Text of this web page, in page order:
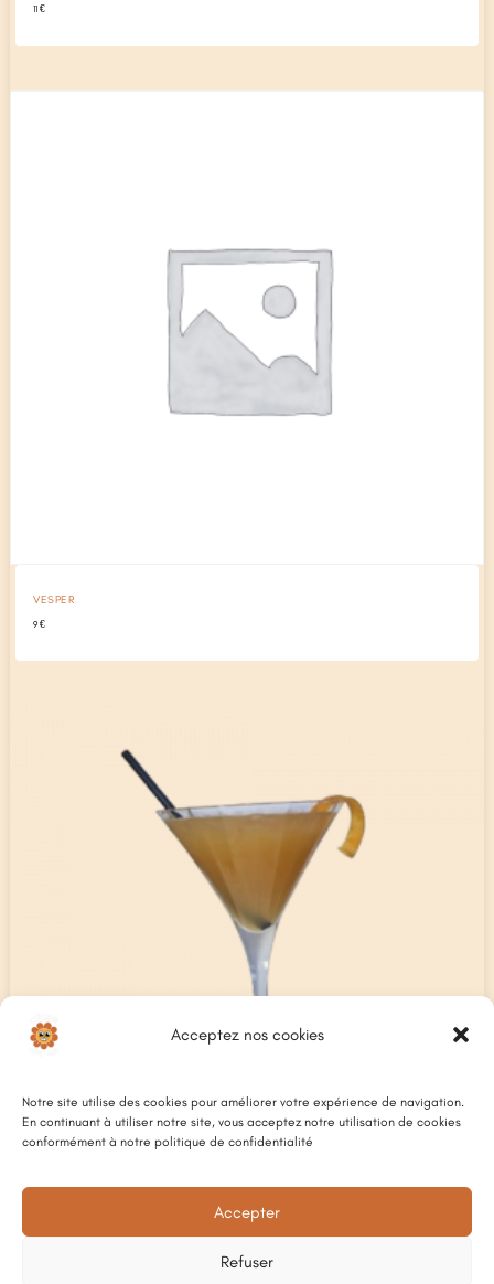
Acceptez nos cookies
Notre site utilise des cookies pour améliorer votre expérience de navigation.
En continuant à utiliser notre site, vous acceptez notre utilisation de cookies
conformément à notre politique de confidentialité
Accepter
Refuser
11 €
VESPER
9 €
10€